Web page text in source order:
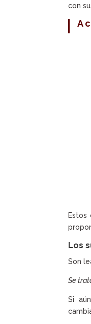
con
A
Estos
Los
Son
Se
Si